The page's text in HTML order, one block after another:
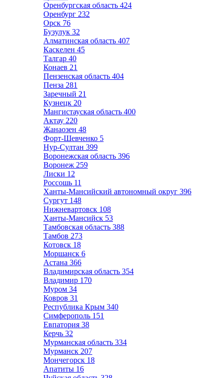
Оренбургская область 424
Оренбург 232
Орск 76
Бузулук 32
Алматинская область 407
Каскелен 45
Талгар 40
Конаев 21
Пензенская область 404
Пенза 281
Заречный 21
Кузнецк 20
Мангистауская область 400
Актау 220
Жанаозен 48
Форт-Шевченко 5
Нур-Султан 399
Воронежская область 396
Воронеж 259
Лиски 12
Россошь 11
Ханты-Мансийский автономный округ 396
Сургут 148
Нижневартовск 108
Ханты-Мансийск 53
Тамбовская область 388
Тамбов 273
Котовск 18
Моршанск 6
Астана 366
Владимирская область 354
Владимир 170
Муром 34
Ковров 31
Республика Крым 340
Симферополь 151
Евпатория 38
Керчь 32
Мурманская область 334
Мурманск 207
Мончегорск 18
Апатиты 16